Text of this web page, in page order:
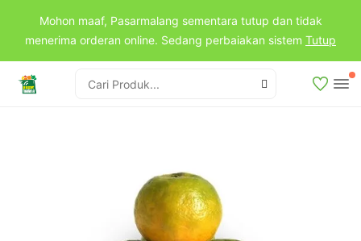
Mohon maaf, Pasarmalang sementara tutup dan tidak
menerima orderan online. Sedang perbaiakan sistem Tutup